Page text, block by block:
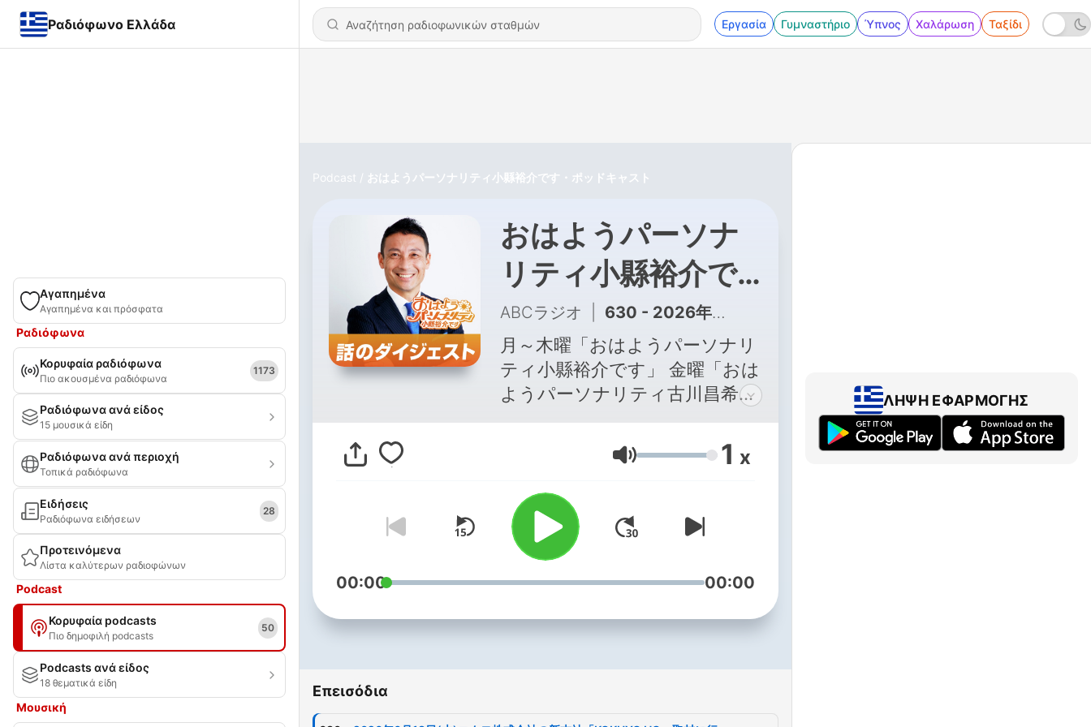
Ραδιόφωνο Ελλάδα Εργασία Γυμναστήριο Ύπνος Χαλάρωση Ταξίδι
Αγαπημένα
Αγαπημένα και πρόσφατα
Ραδιόφωνα
Κορυφαία ραδιόφωνα
Πιο ακουσμένα ραδιόφωνα
1173
Ραδιόφωνα ανά είδος
15 μουσικά είδη
Ραδιόφωνα ανά περιοχή
Τοπικά ραδιόφωνα
Ειδήσεις
Ραδιόφωνα ειδήσεων
28
Προτεινόμενα
Λίστα καλύτερων ραδιοφώνων
Podcast
Κορυφαία podcasts
Πιο δημοφιλή podcasts
50
Podcasts ανά είδος
18 θεματικά είδη
Μουσική
Podcast おはようパーソナリティ小縣裕介です・ポッドキャスト
おはようパーソナ
リティ小縣裕介で
す・ポッドキャス
ト
ABCラジオ 630 - 2026年6月18日(木)コクヨ株式会社の新本社「KOKUYO HQ」取材に行ってきました！
月～木曜「おはようパーソナリ
ティ小縣裕介です」 金曜「おは
ようパーソナリティ古川昌希で
す」 平日朝6時30分から生放送
でお届けしているおはパソの放
送音源の一部をストリーミング
方式で配信しています。
Ένταση 1 x
00:00 00:00
Επεισόδια
ΛΉΨΗ ΕΦΑΡΜΟΓΉΣ